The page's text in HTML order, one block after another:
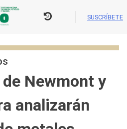
SUSCRÍBETE
Newmont y
analizarán